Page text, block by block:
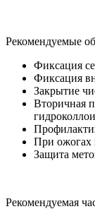
Рекомендуемые
Фиксация
Фиксация
Закрытие
Вторичная
При ожогах
Защита
Рекомендуемая